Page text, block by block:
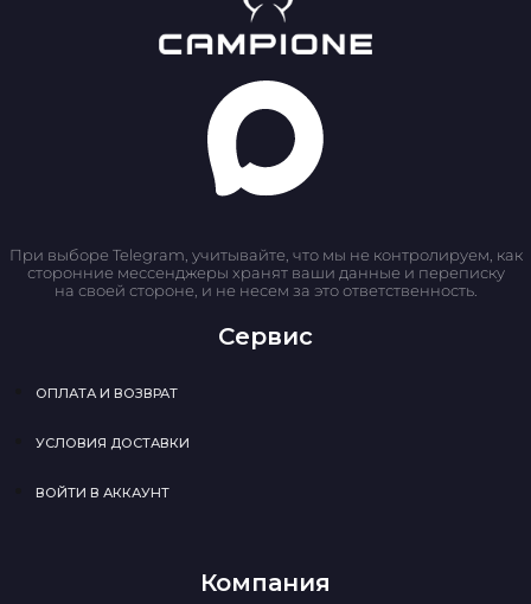
При выборе Telegram, учитывайте, что мы не контролируем, как
сторонние мессенджеры хранят ваши данные и переписку
на своей стороне, и не несем за это ответственность.
Сервис
ОПЛАТА И ВОЗВРАТ
УСЛОВИЯ ДОСТАВКИ
ВОЙТИ В АККАУНТ
Компания